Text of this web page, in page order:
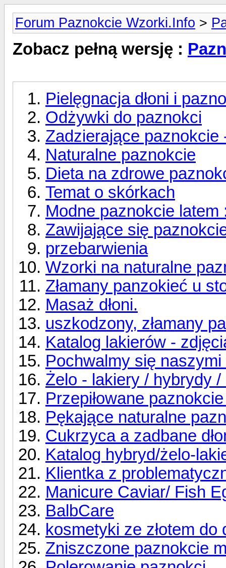
Forum Paznokcie Wzorki.Info >
Zobacz pełną wersję :
Pielęgnacja dłoni i
Odżywki do paznokci
Zadzierające paznokcie
Naturalne paznokcie
Dieta na zdrowe
Temat o skórkach
Modne paznokcie latem
Zawijające się
przebarwienia
Wzorki na naturalne
Złamany panzokieć u
Masaż dłoni.
uszkodzony, złamany
Katalog lakierów -
Pochwalmy się
Żelo - lakiery / hybrydy /
Przepiłowane
Pękające naturalne
Cukrzyca a zadbane
Katalog hybryd/żelo-
Klientka z
Manicure Caviar/ Fish
BalbCare
kosmetyki ze złotem do
Zniszczone paznokcie